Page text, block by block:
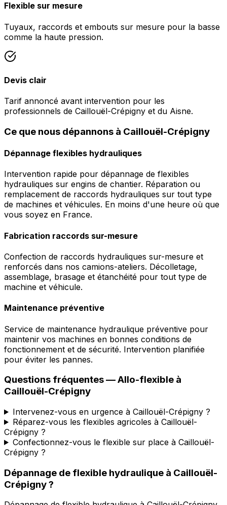
Flexible sur mesure
Tuyaux, raccords et embouts sur mesure pour la basse
comme la haute pression.
Devis clair
Tarif annoncé avant intervention pour les
professionnels de Caillouël-Crépigny et du Aisne.
Ce que nous dépannons à Caillouël-Crépigny
Dépannage flexibles hydrauliques
Intervention rapide pour dépannage de flexibles
hydrauliques sur engins de chantier. Réparation ou
remplacement de raccords hydrauliques sur tout type
de machines et véhicules. En moins d'une heure où que
vous soyez en France.
Fabrication raccords sur-mesure
Confection de raccords hydrauliques sur-mesure et
renforcés dans nos camions-ateliers. Décolletage,
assemblage, brasage et étanchéité pour tout type de
machine et véhicule.
Maintenance préventive
Service de maintenance hydraulique préventive pour
maintenir vos machines en bonnes conditions de
fonctionnement et de sécurité. Intervention planifiée
pour éviter les pannes.
Questions fréquentes —Allo-flexible à
Caillouël-Crépigny
Intervenez-vous en urgence à Caillouël-Crépigny ?
Réparez-vous les flexibles agricoles à Caillouël-
Crépigny ?
Confectionnez-vous le flexible sur place à Caillouël-
Crépigny ?
Dépannage de flexible hydraulique à Caillouël-
Crépigny?